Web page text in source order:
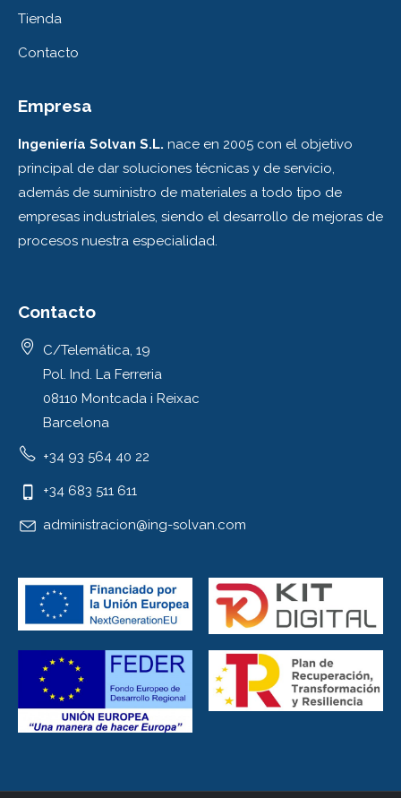
Tienda
Contacto
Empresa
Ingeniería Solvan S.L. nace en 2005 con el objetivo
principal de dar soluciones técnicas y de servicio,
además de suministro de materiales a todo tipo de
empresas industriales, siendo el desarrollo de mejoras de
procesos nuestra especialidad.
Contacto
C/Telemática, 19
Pol. Ind. La Ferreria
08110 Montcada i Reixac
Barcelona
+34 93 564 40 22
+34 683 511 611
administracion@ing-solvan.com